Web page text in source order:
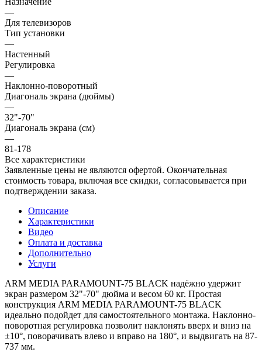
—
Для телевизоров
Тип установки
—
Настенный
Регулировка
—
Наклонно-поворотный
Диагональ экрана (дюймы)
—
32"-70"
Диагональ экрана (см)
—
81-178
Все характеристики
Заявленные цены не являются офертой. Окончательная
стоимость товара, включая все скидки, согласовывается при
подтверждении заказа.
Описание
Характеристики
Видео
Оплата и доставка
Дополнительно
Услуги
ARM MEDIA PARAMOUNT-75 BLACK надёжно удержит
экран размером 32"-70" дюйма и весом 60 кг. Простая
конструкция ARM MEDIA PARAMOUNT-75 BLACK
идеально подойдет для самостоятельного монтажа. Наклонно-
поворотная регулировка позволит наклонять вверх и вниз на
±10°, поворачивать влево и вправо на 180°, и выдвигать на 87-
737 мм.